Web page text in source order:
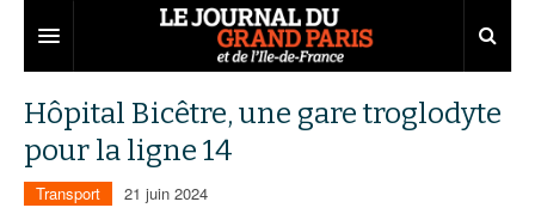
Territoires
Aménagement
Entreprises
Hôpital Bicêtre, une gare troglodyte
pour la ligne 14
Transport 21 juin 2024